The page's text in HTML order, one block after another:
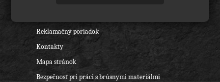
Reklamačný poriadok
Kontakty
Mapa stránok
Bezpečnosť pri práci s brúsnymi materiálmi